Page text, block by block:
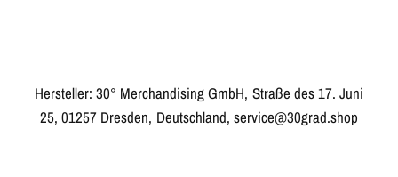
Hersteller: 30° Merchandising GmbH, Straße des 17. Juni
25, 01257 Dresden, Deutschland, service@30grad.shop